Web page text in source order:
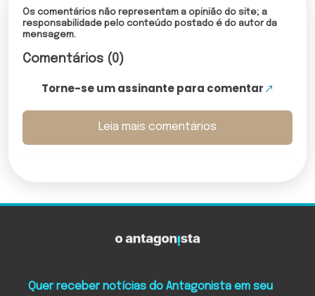
Os comentários não representam a opinião do site; a
responsabilidade pelo conteúdo postado é do autor da
mensagem.
Comentários (0)
Torne-se um assinante para comentar
Leia mais comentários
Quer receber notícias do Antagonista em seu